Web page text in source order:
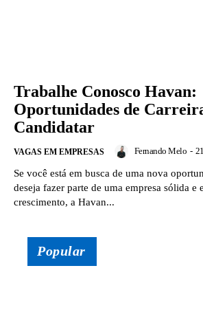
Trabalhe Conosco Havan:
Oportunidades de
Candidatar
VAGAS EM EMPRESAS Fernando Melo -
Se você está em busca de uma nova
deseja fazer parte de uma empresa sólida e
crescimento, a Havan...
Popular